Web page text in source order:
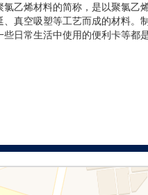
乙烯材料的简称，是以聚氯乙
真空吸塑等工艺而成的材料。
日常生活中使用的便利卡等都